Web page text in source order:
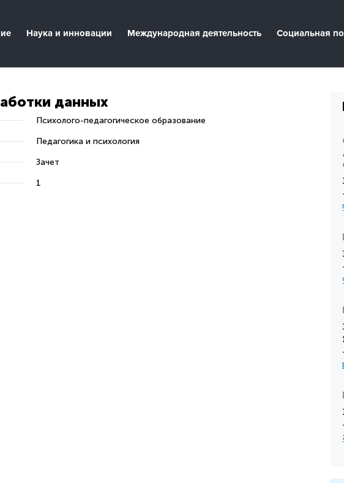
Наука и инновации Международная деятельность Социальная
данных
Психолого-педагогическое образование
Педагогика и психология
Зачет
1